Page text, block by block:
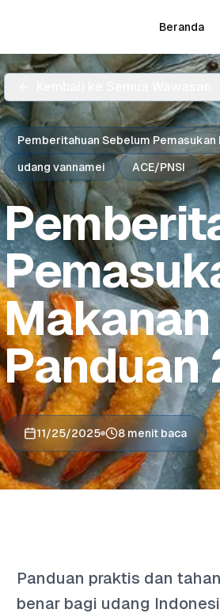
Beranda
Pemberitahuan Sebelum Pemasukan
udang vannamei ACE/PNSI
Panduan
11/25/2025 8 menit baca
Panduan praktis dan
benar bagi udang